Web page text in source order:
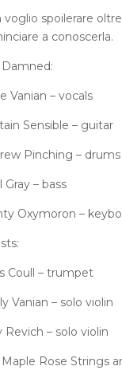
voglio spoilerare
a conoscerla.
Vanian – vocals
Sensible – guitar
Pinching – drums
Gray – bass
Oxymoron –
Coull – trumpet
Vanian – solo violin
Revich – solo violin
Rose Strings